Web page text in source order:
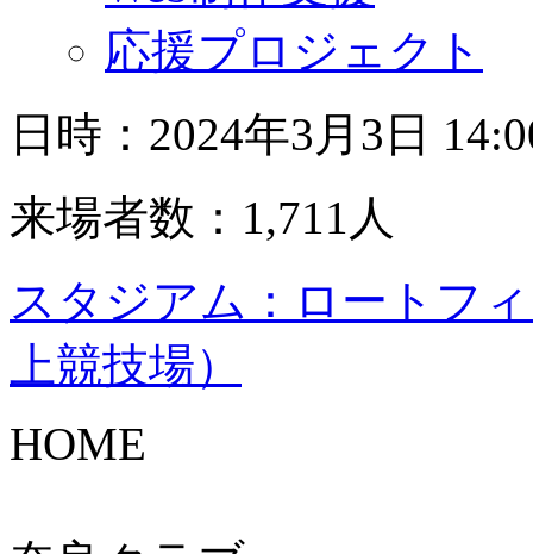
応援プロジェクト
日時：2024年3月3日
来場者数：1,711人
スタジアム：ロートフ
上競技場）
HOME